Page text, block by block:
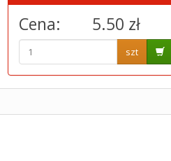
Cena: 5.50 zł
szt